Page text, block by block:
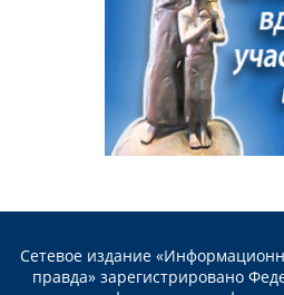
Сетевое издание
правда» зарегистрировано